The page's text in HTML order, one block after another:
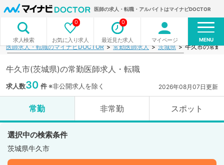
医師の求人・転職・アルバイトはマイナビDOCTOR
求人検索 お気に入り求人
0
最近見た求人
0
マイページ MENU
医師求人・転職のマイナビDOCTOR 常勤医師求人 茨城県 牛久市の常勤
牛久市(茨城県)の常勤医師求人・転職
求人数30 件※非公開求人を除く 2026年08月07日更新
常勤 非常勤 スポット
選択中の検索条件
茨城県牛久市